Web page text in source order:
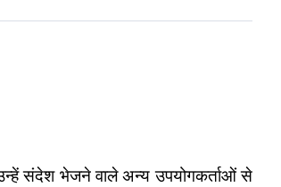
संदेश भेजने वाले अन्य उपयोगकर्ताओं से